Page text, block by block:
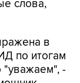
слова,
в
по итогам
"уважаем", -